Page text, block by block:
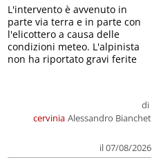
cervinia
di
Alessandro Bianchet
il 07/08/2026
L'intervento è avvenuto in
parte via terra e in parte con
l'elicottero a causa delle
condizioni meteo. L'alpinista
non ha riportato gravi ferite